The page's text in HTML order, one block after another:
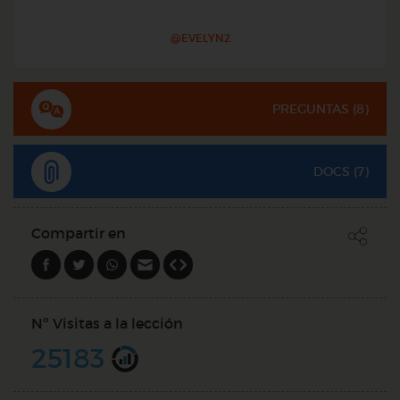
@EVELYN2
PREGUNTAS (8)
DOCS (7)
Compartir en
Nº Visitas a la lección
25183